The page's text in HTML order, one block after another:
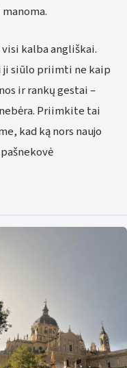
kalba angliškai.
ji siūlo priimti ne kaip
ir rankų gestai –
Priimkite tai
kad ką nors naujo